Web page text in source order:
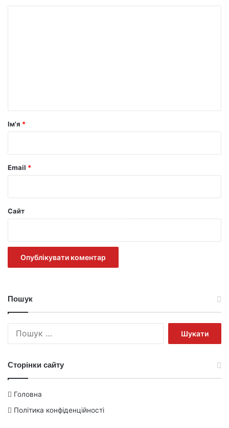
рІм'я *
Email *
Сайт
Пошук
Сторінки сайту
Головна
Політика конфіденційності